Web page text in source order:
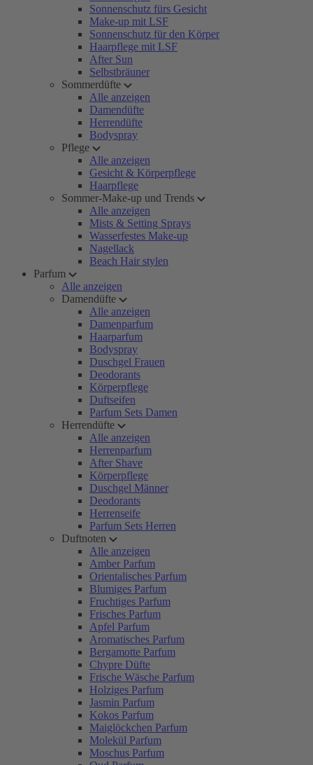
Sonnenschutz fürs Gesicht
Make-up mit LSF
Sonnenschutz für den Körper
Haarpflege mit LSF
After Sun
Selbstbräuner
Sommerdüfte
Alle anzeigen
Damendüfte
Herrendüfte
Bodyspray
Pflege
Alle anzeigen
Gesicht & Körperpflege
Haarpflege
Sommer-Make-up und Trends
Alle anzeigen
Mists & Setting Sprays
Wasserfestes Make-up
Nagellack
Beach Hair stylen
Parfum
Alle anzeigen
Damendüfte
Alle anzeigen
Damenparfum
Haarparfum
Bodyspray
Duschgel Frauen
Deodorants
Körperpflege
Duftseifen
Parfum Sets Damen
Herrendüfte
Alle anzeigen
Herrenparfum
After Shave
Körperpflege
Duschgel Männer
Deodorants
Herrenseife
Parfum Sets Herren
Duftnoten
Alle anzeigen
Amber Parfum
Orientalisches Parfum
Blumiges Parfum
Fruchtiges Parfum
Frisches Parfum
Apfel Parfum
Aromatisches Parfum
Bergamotte Parfum
Chypre Düfte
Frische Wäsche Parfum
Holziges Parfum
Jasmin Parfum
Kokos Parfum
Maiglöckchen Parfum
Molekül Parfum
Moschus Parfum